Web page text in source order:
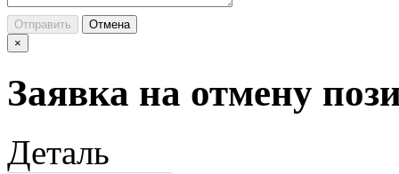
Отправить
Отмена
×
Заявка на отмену
Деталь